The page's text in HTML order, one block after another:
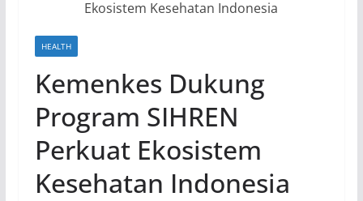
HEALTH
Kemenkes Dukung
Program SIHREN
Perkuat Ekosistem
Kesehatan Indonesia